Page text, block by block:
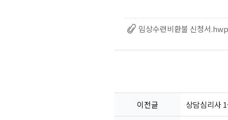
임상수련비환불 신청서.hwp
이전글 상담심리사